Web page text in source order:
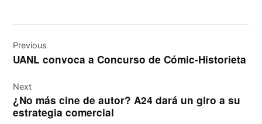
de
entradas
Previous
UANL convoca a Concurso de Cómic-Historieta
Next
¿No más cine de autor? A24 dará un giro a su
estrategia comercial